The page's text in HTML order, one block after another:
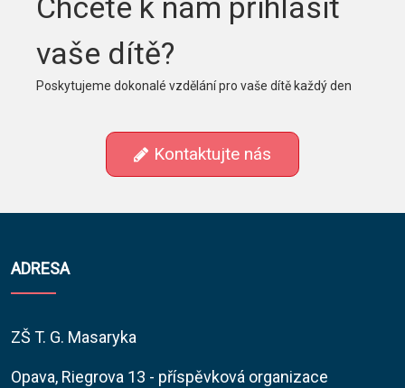
Chcete k nám přihlásit
vaše dítě?
Poskytujeme dokonalé vzdělání pro vaše dítě každý den
Kontaktujte nás
ADRESA
ZŠ T. G. Masaryka
Opava, Riegrova 13 - příspěvková organizace